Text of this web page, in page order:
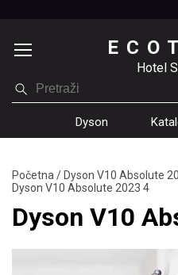
Dyson
Hotel
Početna /Dyson V10 Absolute
Dyson V10 Absolute 2023 4
Dyson V10